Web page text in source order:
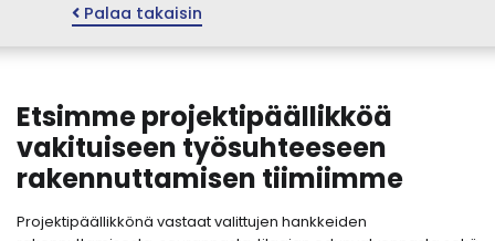
Palaa takaisin
Etsimme projektipäällikköä
vakituiseen työsuhteeseen
rakennuttamisen tiimiimme
Projektipäällikkönä vastaat valittujen hankkeiden